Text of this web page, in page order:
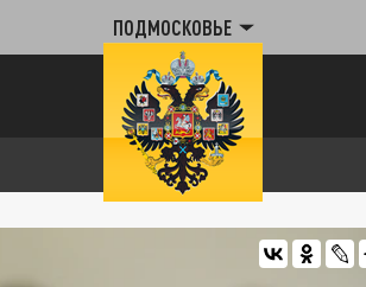
ПОДМОСКОВЬЕ